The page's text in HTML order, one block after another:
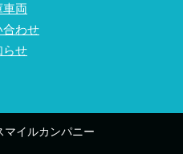
車両
合わせ
らせ
イルカンパニー